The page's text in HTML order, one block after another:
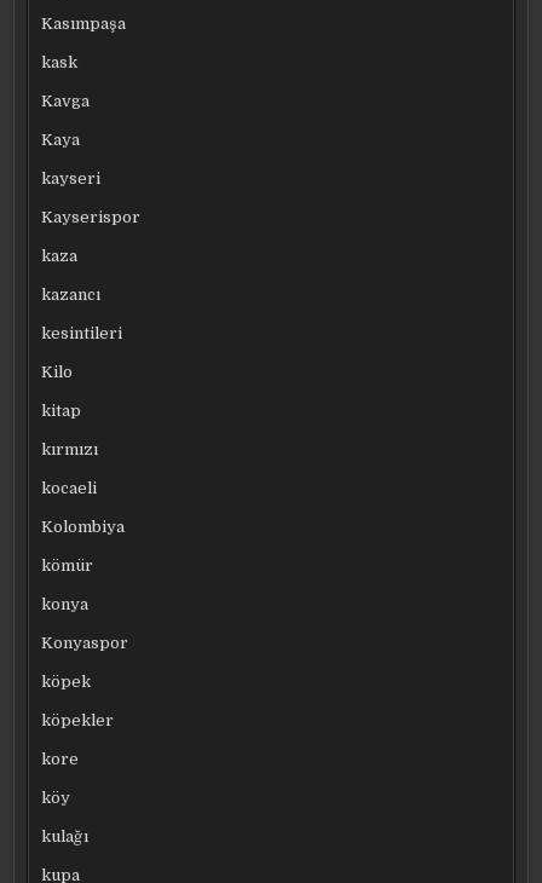
Kasımpaşa
kask
Kavga
Kaya
kayseri
Kayserispor
kaza
kazancı
kesintileri
Kilo
kitap
kırmızı
kocaeli
Kolombiya
kömür
konya
Konyaspor
köpek
köpekler
kore
köy
kulağı
kupa